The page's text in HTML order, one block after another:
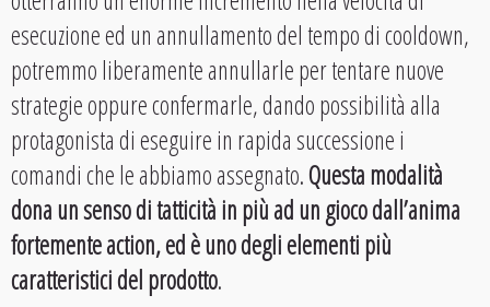
esecuzione ed un annullamento del tempo di cooldown,
potremmo liberamente annullarle per tentare nuove
strategie oppure confermarle, dando possibilità alla
protagonista di eseguire in rapida successione i
comandi che le abbiamo assegnato.Questa modalità
dona un senso di tatticità in più ad un gioco dall’anima
fortemente action, ed è uno degli elementi più
caratteristici del prodotto.